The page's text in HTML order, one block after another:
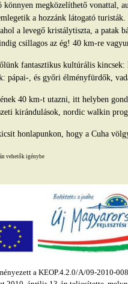
könnyen megközelíthető vonattal,
a hozzánk látogató
a levegő kristálytiszta, a patak
csillagos az ég! 40 km-re
fantasztikus kultúrális
pápai-, és győri élményfürdők,
40 km-t utazni, itt helyben
kirándulások, nordic walkin
honlapunkon, hogy a Cuha
vehetők igénybe
a KEOP.4.2.0/A/09-2010-